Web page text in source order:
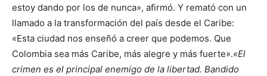
estoy dando por los de nunca», afirmó. Y remató con un
llamado a la transformación del país desde el Caribe:
«Esta ciudad nos enseñó a creer que podemos. Que
Colombia sea más Caribe, más alegre y más fuerte».«El
crimen es el principal enemigo de la libertad. Bandido